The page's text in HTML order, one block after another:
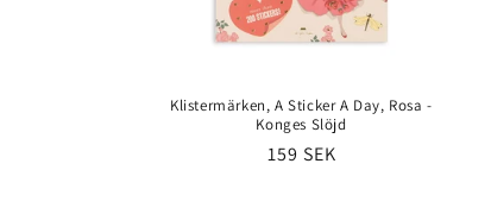
Klistermärken, A Sticker A Day, Rosa -
Konges Slöjd
Ordinarie
159 SEK